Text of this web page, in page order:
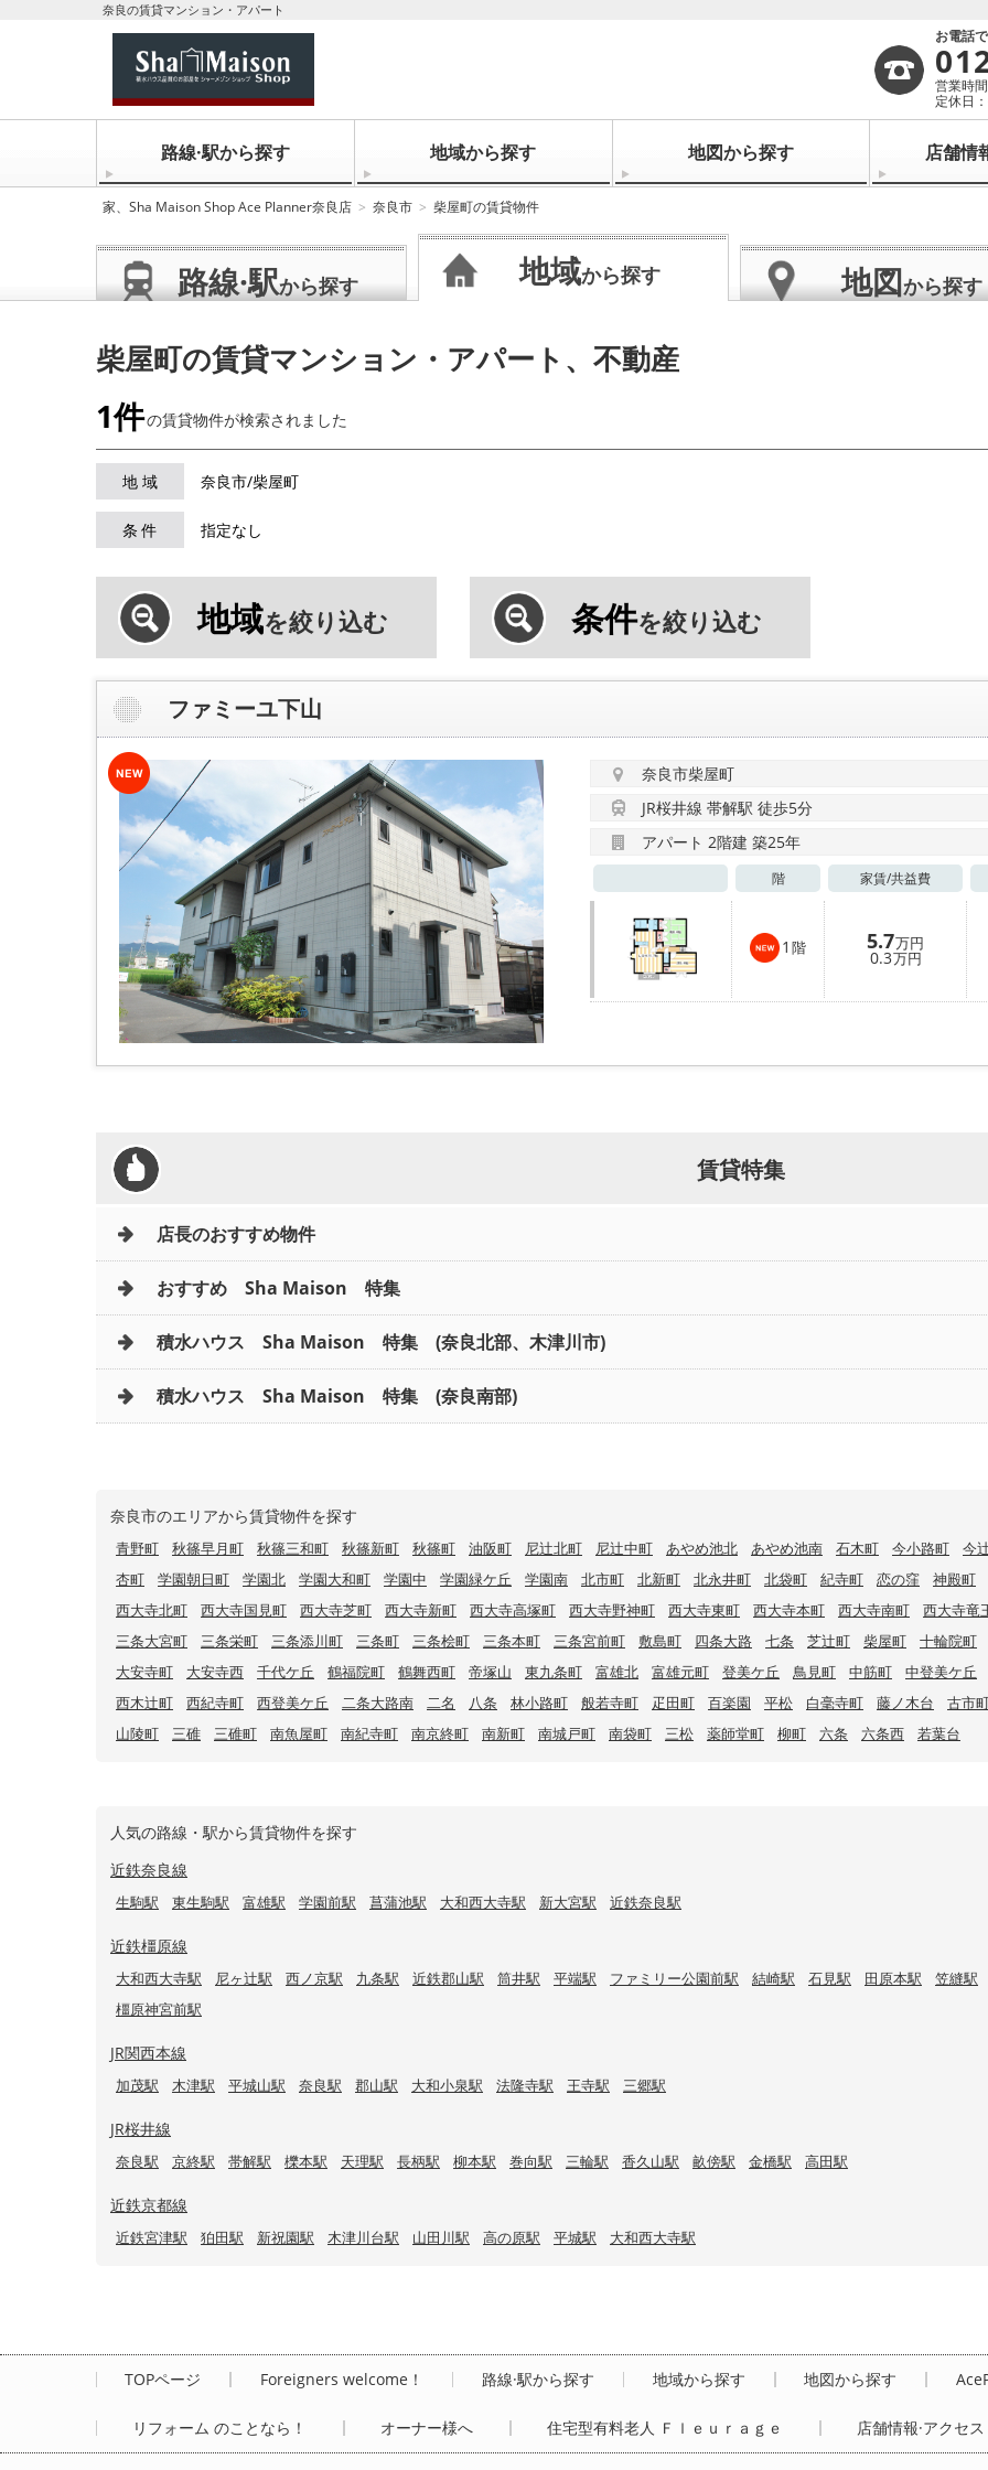
奈良の賃貸マンション・アパート
お電話
営業時
定休日
路線·駅から探す 地域から探す 地図から探す 店舗情
家、Sha Maison Shop Ace Planner奈良店 奈良市 柴屋町の賃貸物件
路線·駅から探す 地域から探す 地図から探す
柴屋町の賃貸マンション・アパート、不動産
1件の賃貸物件が検索されました
地 域 奈良市/柴屋町
条 件 指定なし
地域を絞り込む 条件を絞り込む
ファミーユ下山
奈良市柴屋町
JR桜井線 帯解駅 徒歩5分
アパート 2階建 築25年
階 家賃/共益費
1 階 5.7万円
0.3万円
賃貸特集
店長のおすすめ物件
おすすめ Sha Maison 特集
積水ハウス Sha Maison 特集 (奈良北部、木津川市)
積水ハウス Sha Maison 特集 (奈良南部)
奈良市のエリアから賃貸物件を探す
青野町 秋篠早月町 秋篠三和町 秋篠新町 秋篠町 油阪町 尼辻北町 尼辻中町 あやめ池北 あやめ池南 石木町 今小路町 今
杏町
学園朝日町 学園北 学園大和町 学園中 学園緑ケ丘 学園南 北市町 北新町 北永井町 北袋町 紀寺町 恋の窪 神殿町
西大寺北町
西大寺国見町 西大寺芝町 西大寺新町 西大寺高塚町 西大寺野神町 西大寺東町 西大寺本町 西大寺南町 西大寺竜
三条大宮町
三条栄町 三条添川町 三条町 三条桧町 三条本町 三条宮前町 敷島町 四条大路 七条 芝辻町 柴屋町 十輪院町
大安寺町
大安寺西 千代ケ丘 鶴福院町 鶴舞西町 帝塚山 東九条町 富雄北 富雄元町 登美ケ丘 鳥見町 中筋町 中登美ケ丘
西木辻町
西紀寺町 西登美ケ丘 二条大路南 二名 八条 林小路町 般若寺町 疋田町 百楽園 平松 白毫寺町 藤ノ木台 古市
山陵町
三碓 三碓町 南魚屋町 南紀寺町 南京終町 南新町 南城戸町 南袋町 三松 薬師堂町 柳町 六条 六条西 若葉台
人気の路線・駅から賃貸物件を探す
近鉄奈良線
生駒駅 東生駒駅 富雄駅 学園前駅 菖蒲池駅 大和西大寺駅 新大宮駅 近鉄奈良駅
近鉄橿原線
大和西大寺駅 尼ヶ辻駅 西ノ京駅 九条駅 近鉄郡山駅 筒井駅 平端駅 ファミリー公園前駅 結崎駅 石見駅 田原本駅 笠縫駅
橿原神宮前駅
JR関西本線
加茂駅 木津駅 平城山駅 奈良駅 郡山駅 大和小泉駅 法隆寺駅 王寺駅 三郷駅
JR桜井線
奈良駅 京終駅 帯解駅 櫟本駅 天理駅 長柄駅 柳本駅 巻向駅 三輪駅 香久山駅 畝傍駅 金橋駅 高田駅
近鉄京都線
近鉄宮津駅 狛田駅 新祝園駅 木津川台駅 山田川駅 高の原駅 平城駅 大和西大寺駅
TOPページ Foreigners welcome！ 路線·駅から探す 地域から探す 地図から探す
リフォーム のことなら！ オーナー様へ 住宅型有料老人 Ｆｌｅｕｒａｇｅ 店舗情報·アクセス